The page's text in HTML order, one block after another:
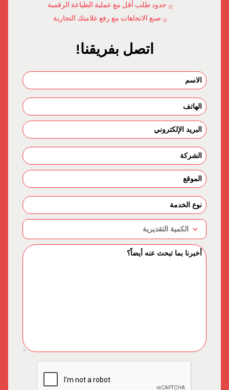
حدود طلب أقل مع عملية الطباعة الرقمية
صنع الاتجاهات مع رفع علامتك التجارية
اتصل بفريقنا!